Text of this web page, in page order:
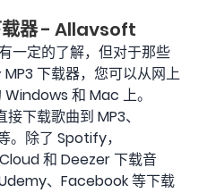
载器 - Allavsoft
一定的了解，但对于那些
下载器，您可以从网上
和 Mac 上。
下载歌曲到 MP3、
。除了 Spotify，
和 Deezer 下载音
、Facebook 等下载